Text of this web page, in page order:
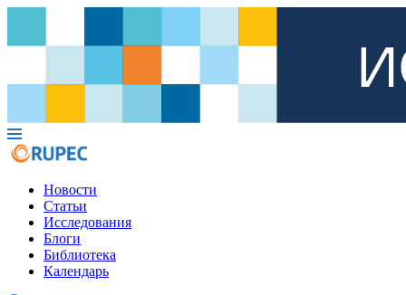
Новости
Статьи
Исследования
Блоги
Библиотека
Календарь